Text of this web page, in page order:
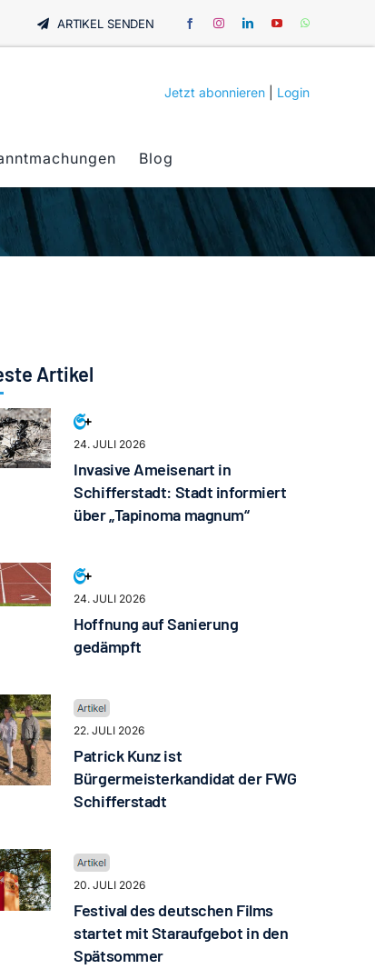
ARTIKEL SENDEN
Jetzt abonnieren Login
Blog
Artikel
24. JULI 2026
Invasive Ameisenart in
Schifferstadt: Stadt informiert
über „Tapinoma magnum“
24. JULI 2026
Hoffnung auf Sanierung
gedämpft
22. JULI 2026
Patrick Kunz ist
Bürgermeisterkandidat der FWG
Schifferstadt
20. JULI 2026
Festival des deutschen Films
startet mit Staraufgebot in den
Spätsommer